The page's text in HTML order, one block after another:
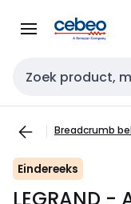
naar
naar
Zoekveld invoer
Breadcrumb
Eindereeks